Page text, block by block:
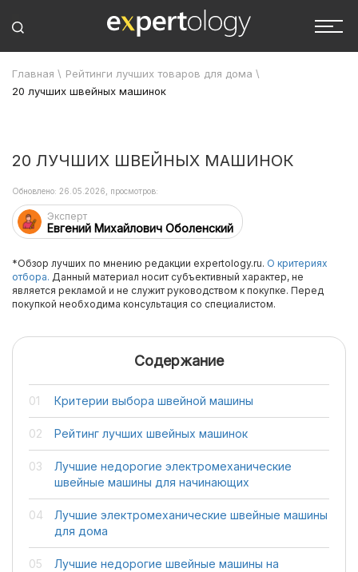
Главная \ Рейтинги лучших товаров для дома \
20 лучших швейных машинок
20 ЛУЧШИХ ШВЕЙНЫХ МАШИНОК
Эксперт
Евгений Михайлович Оболенский
Обновлено: 26.05.2026, просмотров:
*Обзор лучших по мнению редакции expertology.ru. О критериях
отбора. Данный материал носит субъективный характер, не
является рекламой и не служит руководством к покупке. Перед
покупкой необходима консультация со специалистом.
Содержание
Критерии выбора швейной машины
Рейтинг лучших швейных машинок
Лучшие недорогие электромеханические
швейные машины для начинающих
Лучшие электромеханические швейные машины
для дома
Лучшие недорогие швейные машины на